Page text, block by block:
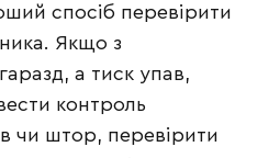
спосіб перевірити
Якщо з
а тиск упав,
контроль
чи штор, перевірити